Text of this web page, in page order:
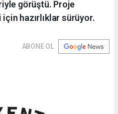
görüştü. Proje
hazırlıklar sürüyor.
ABONE OL